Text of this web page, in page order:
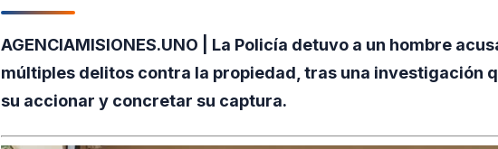
AGENCIAMISIONES.UNO | La Policía detuvo a un hombre
múltiples delitos contra la propiedad, tras una investigación
su accionar y concretar su captura.